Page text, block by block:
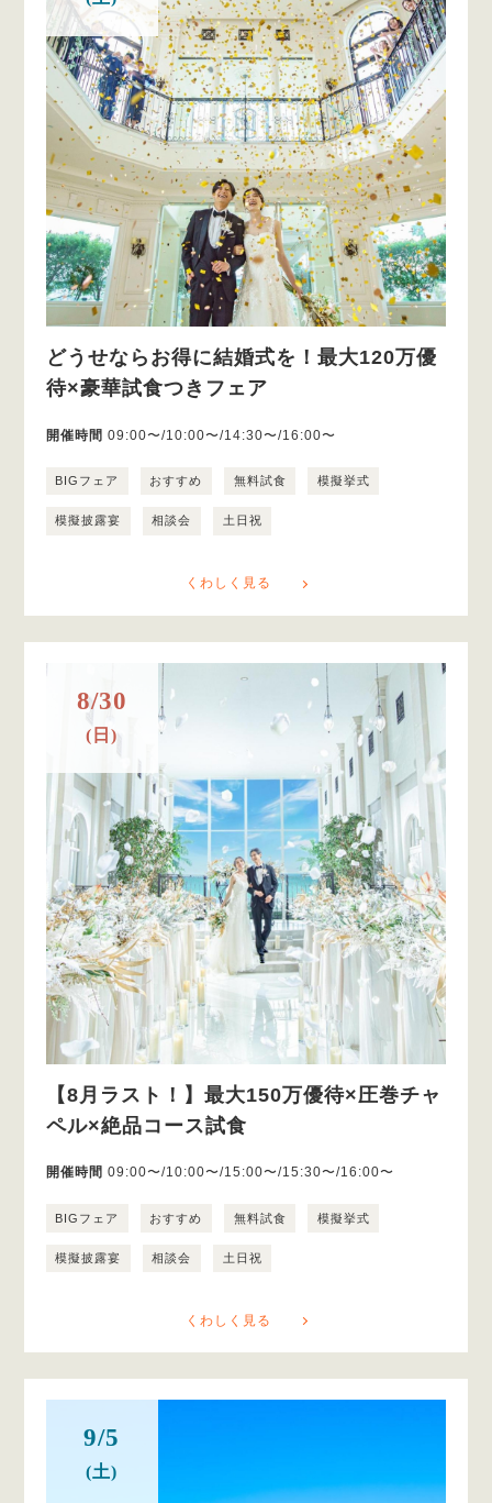
どうせならお得に結婚式を！最大120万優
待×豪華試食つきフェア
開催時間 09:00〜/10:00〜/14:30〜/16:00〜
BIGフェア おすすめ 無料試食 模擬挙式
模擬披露宴 相談会 土日祝
くわしく見る
8/30
(日)
【8月ラスト！】最大150万優待×圧巻チャ
ペル×絶品コース試食
開催時間 09:00〜/10:00〜/15:00〜/15:30〜/16:00〜
BIGフェア おすすめ 無料試食 模擬挙式
模擬披露宴 相談会 土日祝
くわしく見る
9/5
(土)